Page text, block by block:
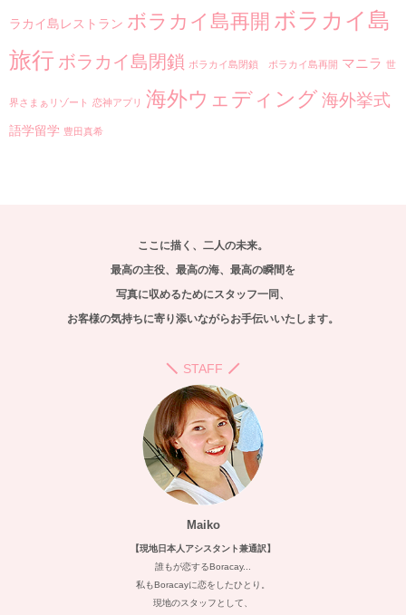
ラカイ島レストラン ボラカイ島再開 ボラカイ島
旅行 ボラカイ島閉鎖 ボラカイ島閉鎖 ボラカイ島再開 マニラ 世
界さまぁリゾート 恋神アプリ 海外ウェディング 海外挙式
語学留学 豊田真希
ここに描く、二人の未来。
最高の主役、最高の海、最高の瞬間を
写真に収めるためにスタッフ一同、
お客様の気持ちに寄り添いながらお手伝いいたします。
STAFF
Maiko
【現地日本人アシスタント兼通訳】
誰もが恋するBoracay...
私もBoracayに恋をしたひとり。
現地のスタッフとして、